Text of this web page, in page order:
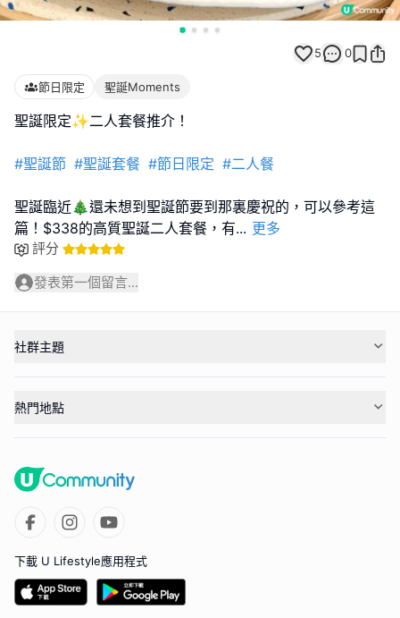
5 0
節日限定 聖誕Moments
聖誕限定✨二人套餐推介！
#聖誕節 #聖誕套餐 #節日限定 #二人餐
聖誕臨近🎄還未想到聖誕節要到那裏慶祝的，可以參考這
篇！$338的高質聖誕二人套餐，有... 更多
評分
發表第一個留言...
社群主題
熱門地點
下載 U Lifestyle應用程式